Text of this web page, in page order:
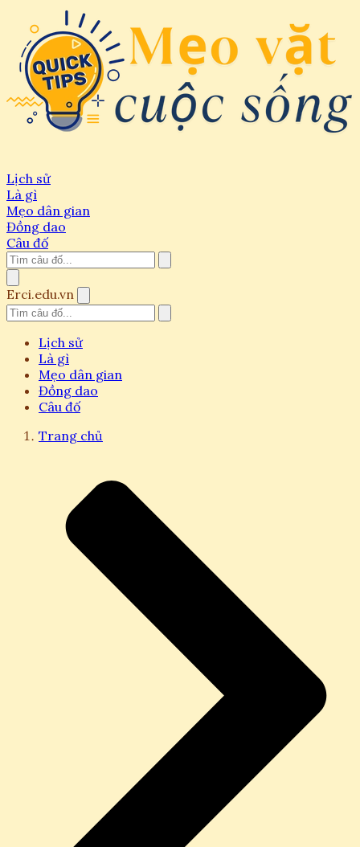
Lịch sử
Là gì
Mẹo dân gian
Đồng dao
Câu đố
Erci.edu.vn
Lịch sử
Là gì
Mẹo dân gian
Đồng dao
Câu đố
Trang chủ